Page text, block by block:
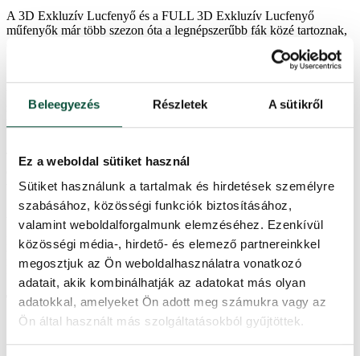
Beleegyezés Részletek A sütikről
Ez a weboldal sütiket használ
Sütiket használunk a tartalmak és hirdetések személyre
szabásához, közösségi funkciók biztosításához,
valamint weboldalforgalmunk elemzéséhez. Ezenkívül
közösségi média-, hirdető- és elemező partnereinkkel
megosztjuk az Ön weboldalhasználatra vonatkozó
adatait, akik kombinálhatják az adatokat más olyan
adatokkal, amelyeket Ön adott meg számukra vagy az
Ön által használt más szolgáltatásokból gyűjtöttek.
A 3D Exkluzív Lucfenyő és a FULL 3D Exkluzív Lucfenyő
műfenyők már több szezon óta a legnépszerűbb fák közé tartoznak,
bővítjük, amelynek tűlevelei megegyeznek a fákéval.
Az idei újdonságunk, a 100% 3D Exkluzív Lucfenyő karácsonyi
girland egy stílusos és modern kiegészítő. Egyedi megjelenését
kizárólag tökéletesen megmunkált természetes zöld 3D lucfenyő
tűlevelek alkotják, így tökéletesen utánozza az élő gallyak kinézetét.
Tökéletes az ablakpárkányok, asztalok, lépcsőházak vagy ajtók
varázsoljon otthona bármely szegletébe.
A girland 100cm-es és 270cm-es változatban kapható.
Ha szeretnéd, hogy karácsonyi díszítésed tökéletesen össze legyen
hangolva, ezt a terméket is kombinálhatod a 3D-s Exkluzív
Lucfenyő karácsonyi kollekció hasonló karácsonyi díszeivel.
Termékparaméterek
Hosszúság 100 cm